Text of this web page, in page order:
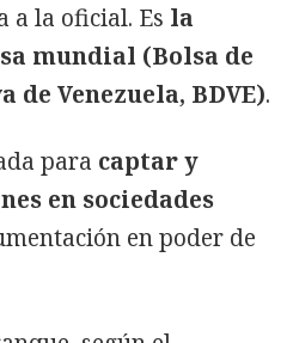
a la oficial. Es la
mundial (Bolsa de
Venezuela, BDVE).
para captar y
en sociedades
en poder de